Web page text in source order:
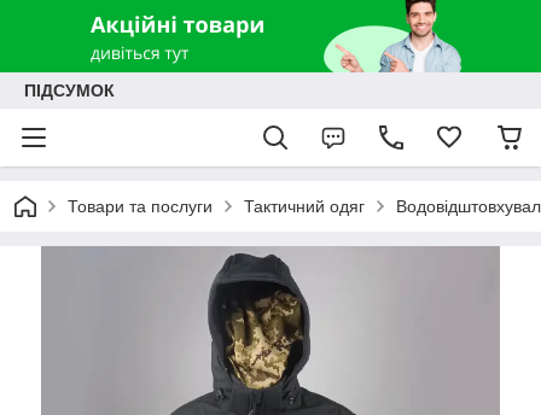
ПІДСУМОК
Товари та послуги Тактичний одяг